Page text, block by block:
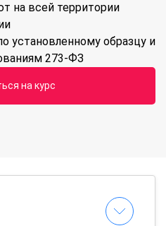
на всей территории
установленному образцу и
273-ФЗ
на курс